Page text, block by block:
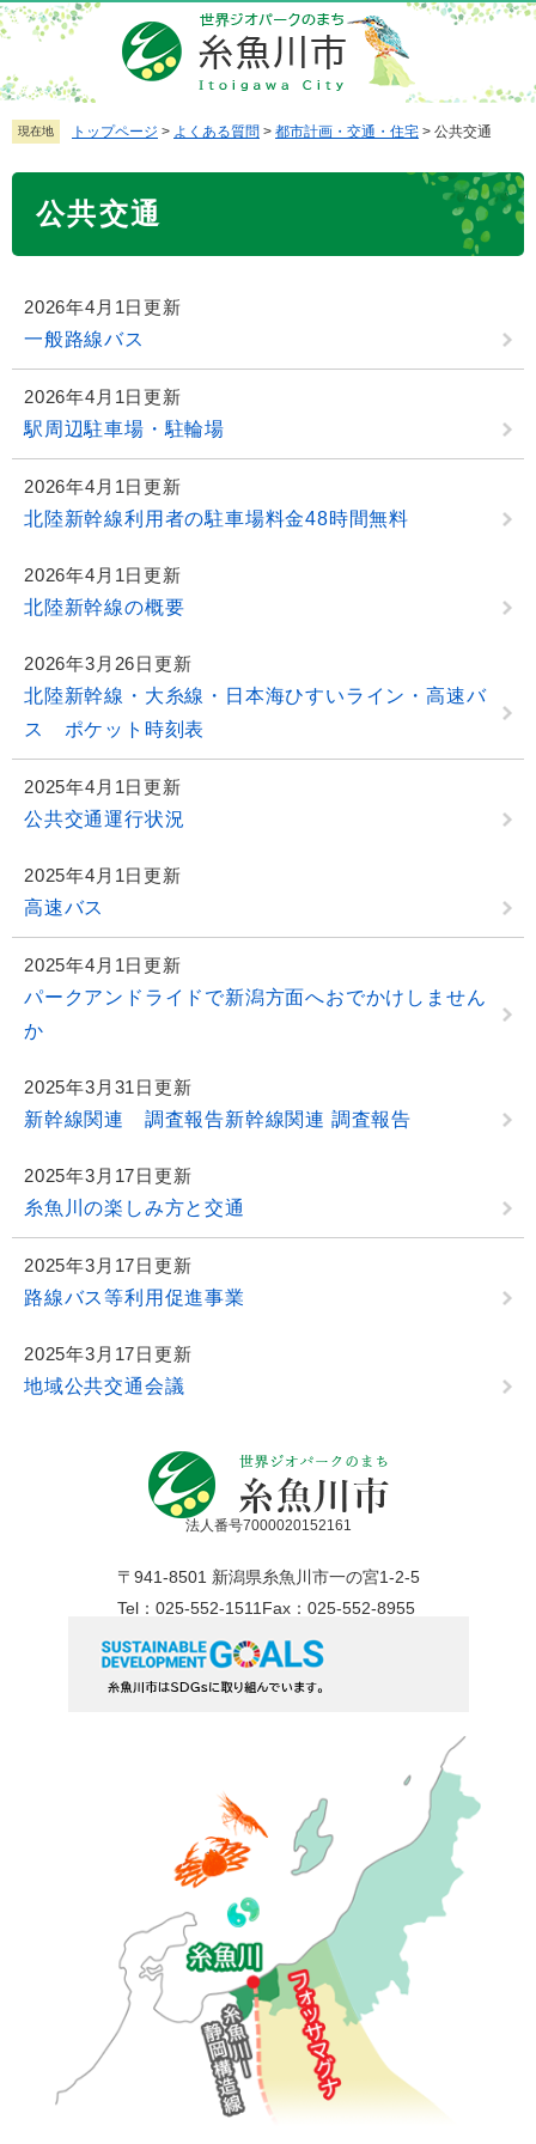
ペ
ー
ジ
の
先
メ
ニ
ュ
ー
を現在地 トップページ > よくある質問 > 都市計画・交通・住宅 > 公共交通
公共交通
2026年4月1日更新
一般路線バス
2026年4月1日更新
駅周辺駐車場・駐輪場
2026年4月1日更新
北陸新幹線利用者の駐車場料金48時間無料
2026年4月1日更新
北陸新幹線の概要
2026年3月26日更新
北陸新幹線・大糸線・日本海ひすいライン・高速バ
ス ポケット時刻表
2025年4月1日更新
公共交通運行状況
2025年4月1日更新
高速バス
2025年4月1日更新
パークアンドライドで新潟方面へおでかけしません
か
2025年3月31日更新
新幹線関連 調査報告新幹線関連 調査報告
2025年3月17日更新
糸魚川の楽しみ方と交通
2025年3月17日更新
路線バス等利用促進事業
2025年3月17日更新
地域公共交通会議
法人番号7000020152161
〒941-8501 新潟県糸魚川市一の宮1-2-5
Tel：025-552-1511 Fax：025-552-8955